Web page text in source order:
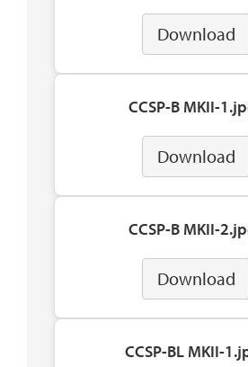
Download
CCSP-B MKII-
Download
CCSP-B MKII-
Download
CCSP-BL MKII-